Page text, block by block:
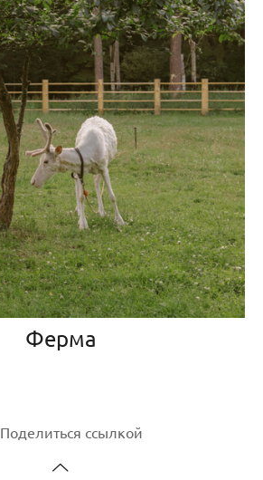
Ферма
Поделиться ссылкой